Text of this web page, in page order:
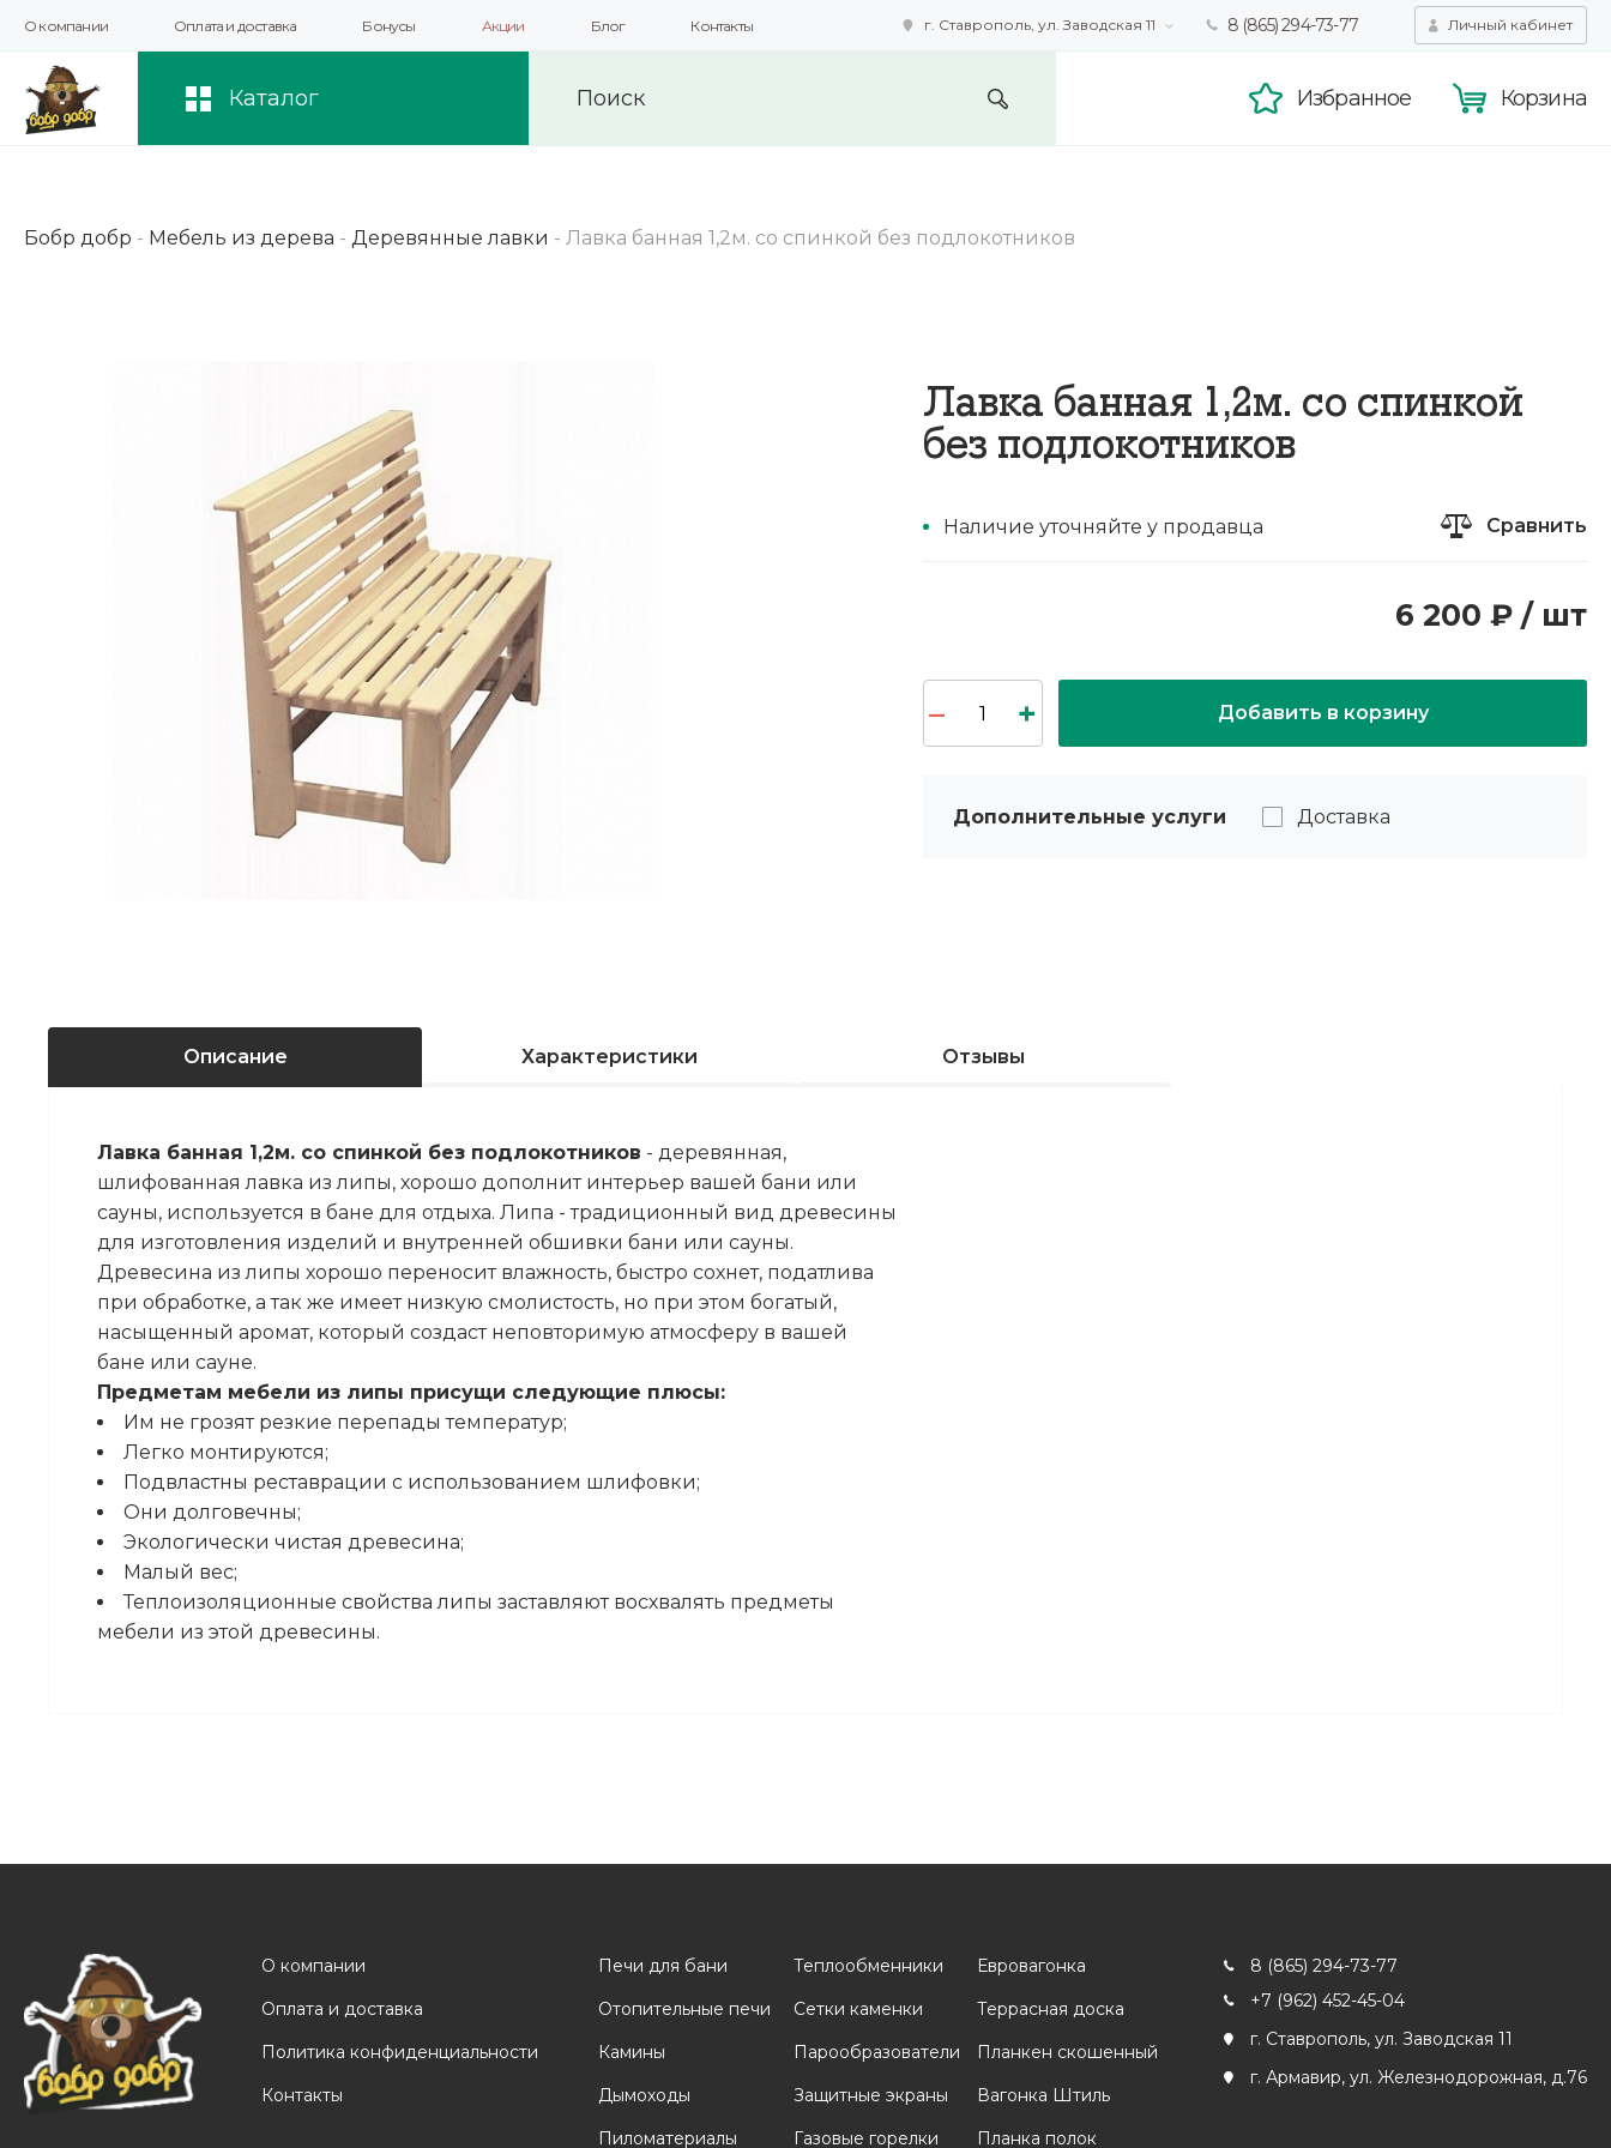
О компании Оплата и доставка Бонусы Акции Блог Контакты г. Ставрополь, ул. Заводская 11 8 (865) 294-73-77 Личный кабинет
Каталог Избранное Корзина
Бобр добр - Мебель из дерева - Деревянные лавки - Лавка банная 1,2м. со спинкой без подлокотников
Лавка банная 1,2м. со спинкой
без подлокотников
Наличие уточняйте у продавца Сравнить
6 200 ₽ / шт
Добавить в корзину
Дополнительные услуги Доставка
Описание Характеристики Отзывы
Лавка банная 1,2м. со спинкой без подлокотников - деревянная,
шлифованная лавка из липы, хорошо дополнит интерьер вашей бани или
сауны, используется в бане для отдыха. Липа - традиционный вид древесины
для изготовления изделий и внутренней обшивки бани или сауны.
Древесина из липы хорошо переносит влажность, быстро сохнет, податлива
при обработке, а так же имеет низкую смолистость, но при этом богатый,
насыщенный аромат, который создаст неповторимую атмосферу в вашей
бане или сауне.
Предметам мебели из липы присущи следующие плюсы:
Им не грозят резкие перепады температур;
Легко монтируются;
Подвластны реставрации с использованием шлифовки;
Они долговечны;
Экологически чистая древесина;
Малый вес;
Теплоизоляционные свойства липы заставляют восхвалять предметы
мебели из этой древесины.
О компании
Оплата и доставка
Политика конфиденциальности
Контакты
Печи для бани
Отопительные печи
Камины
Дымоходы
Пиломатериалы
Теплообменники
Сетки каменки
Парообразователи
Защитные экраны
Газовые горелки
Евровагонка
Террасная доска
Планкен скошенный
Вагонка Штиль
Планка полок
8 (865) 294-73-77
+7 (962) 452-45-04
г. Ставрополь, ул. Заводская 11
г. Армавир, ул. Железнодорожная, д.76
Мы используем файлы cookie и другие подобные технологии для получения данных с целью сбора статистики,